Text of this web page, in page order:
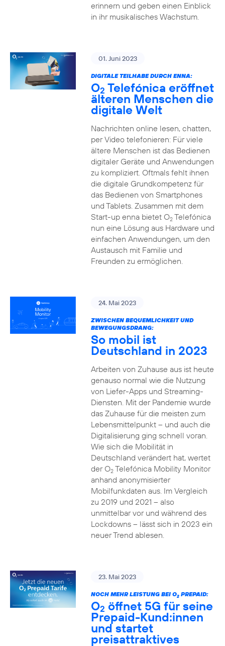
erinnern und geben einen Einblick
in ihr musikalisches Wachstum.
01. Juni 2023
DIGITALE TEILHABE DURCH ENNA:
O2 Telefónica eröffnet
älteren Menschen die
digitale Welt
Nachrichten online lesen, chatten,
per Video telefonieren: Für viele
ältere Menschen ist das Bedienen
digitaler Geräte und Anwendungen
zu kompliziert. Oftmals fehlt ihnen
die digitale Grundkompetenz für
das Bedienen von Smartphones
und Tablets. Zusammen mit dem
Start-up enna bietet O2Telefónica
nun eine Lösung aus Hardware und
einfachen Anwendungen, um den
Austausch mit Familie und
Freunden zu ermöglichen.
24. Mai 2023
ZWISCHEN BEQUEMLICHKEIT UND
BEWEGUNGSDRANG:
So mobil ist
Deutschland in 2023
Arbeiten von Zuhause aus ist heute
genauso normal wie die Nutzung
von Liefer-Apps und Streaming-
Diensten. Mit der Pandemie wurde
das Zuhause für die meisten zum
Lebensmittelpunkt – und auch die
Digitalisierung ging schnell voran.
Wie sich die Mobilität in
Deutschland verändert hat, wertet
der O2Telefónica Mobility Monitor
anhand anonymisierter
Mobilfunkdaten aus. Im Vergleich
zu 2019 und 2021 – also
unmittelbar vor und während des
Lockdowns – lässt sich in 2023 ein
neuer Trend ablesen.
23. Mai 2023
NOCH MEHR LEISTUNG BEI O2PREPAID:
O2 öffnet 5G für seine
Prepaid-Kund:innen
und startet
preisattraktives